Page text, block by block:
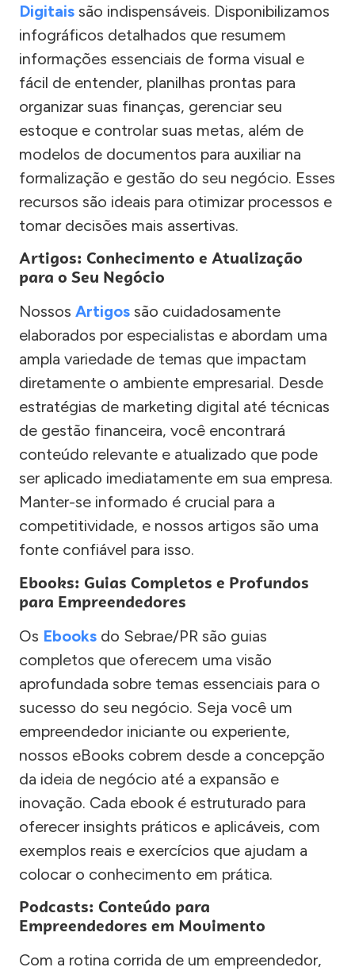
Digitais são indispensáveis. Disponibilizamos
infográficos detalhados que resumem
informações essenciais de forma visual e
fácil de entender, planilhas prontas para
organizar suas finanças, gerenciar seu
estoque e controlar suas metas, além de
modelos de documentos para auxiliar na
formalização e gestão do seu negócio. Esses
recursos são ideais para otimizar processos e
tomar decisões mais assertivas.
Artigos: Conhecimento e Atualização
para o Seu Negócio
Nossos Artigos são cuidadosamente
elaborados por especialistas e abordam uma
ampla variedade de temas que impactam
diretamente o ambiente empresarial. Desde
estratégias de marketing digital até técnicas
de gestão financeira, você encontrará
conteúdo relevante e atualizado que pode
ser aplicado imediatamente em sua empresa.
Manter-se informado é crucial para a
competitividade, e nossos artigos são uma
fonte confiável para isso.
Ebooks: Guias Completos e Profundos
para Empreendedores
Os Ebooks do Sebrae/PR são guias
completos que oferecem uma visão
aprofundada sobre temas essenciais para o
sucesso do seu negócio. Seja você um
empreendedor iniciante ou experiente,
nossos eBooks cobrem desde a concepção
da ideia de negócio até a expansão e
inovação. Cada ebook é estruturado para
oferecer insights práticos e aplicáveis, com
exemplos reais e exercícios que ajudam a
colocar o conhecimento em prática.
Podcasts: Conteúdo para
Empreendedores em Movimento
Com a rotina corrida de um empreendedor,